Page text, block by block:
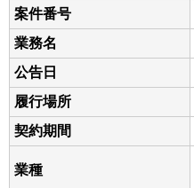
案件番号
業務名
公告日
履行場所
契約期間
業種